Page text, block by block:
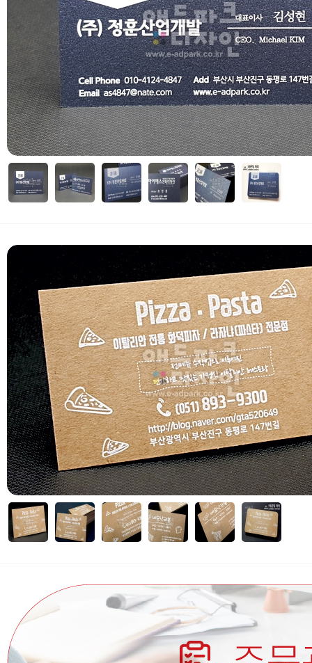
자세히보기
가세 포함가입니다. (3만원 이상 무료배송)
자세히보기